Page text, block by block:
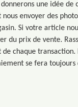
une idée de
nous envoyer des
Si votre article
du prix de vente.
chaque
se fera